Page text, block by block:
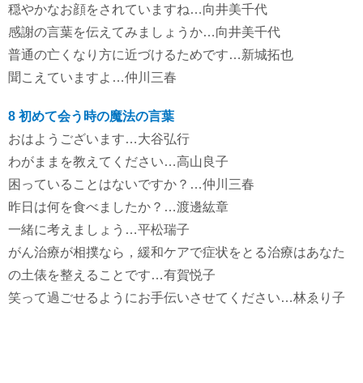
穏やかなお顔をされていますね…向井美千代
感謝の言葉を伝えてみましょうか…向井美千代
普通の亡くなり方に近づけるためです…新城拓也
聞こえていますよ…仲川三春
8 初めて会う時の魔法の言葉
おはようございます…大谷弘行
わがままを教えてください…高山良子
困っていることはないですか？…仲川三春
昨日は何を食べましたか？…渡邊紘章
一緒に考えましょう…平松瑞子
がん治療が相撲なら，緩和ケアで症状をとる治療はあなた
の土俵を整えることです…有賀悦子
笑って過ごせるようにお手伝いさせてください…林ゑり子